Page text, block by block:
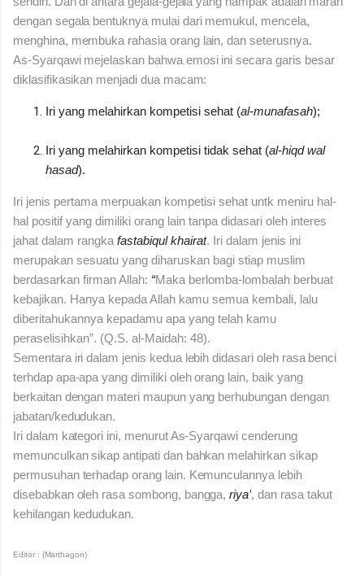
dengan segala bentuknya mulai dari memukul, mencela,
menghina, membuka rahasia orang lain, dan seterusnya.
As-Syarqawi mejelaskan bahwa emosi ini secara garis besar
diklasifikasikan menjadi dua macam:
Iri yang melahirkan kompetisi sehat (al-munafasah);
Iri yang melahirkan kompetisi tidak sehat (al-hiqd wal
hasad).
Iri jenis pertama merpuakan kompetisi sehat untk meniru hal-
hal positif yang dimiliki orang lain tanpa didasari oleh interes
jahat dalam rangka fastabiqul khairat. Iri dalam jenis ini
merupakan sesuatu yang diharuskan bagi stiap muslim
berdasarkan firman Allah: “Maka berlomba-lombalah berbuat
kebajikan. Hanya kepada Allah kamu semua kembali, lalu
diberitahukannya kepadamu apa yang telah kamu
peraselisihkan”. (Q.S. al-Maidah: 48).
Sementara iri dalam jenis kedua lebih didasari oleh rasa benci
terhdap apa-apa yang dimiliki oleh orang lain, baik yang
berkaitan dengan materi maupun yang berhubungan dengan
jabatan/kedudukan.
Iri dalam kategori ini, menurut As-Syarqawi cenderung
memunculkan sikap antipati dan bahkan melahirkan sikap
permusuhan terhadap orang lain. Kemunculannya lebih
disebabkan oleh rasa sombong, bangga, riya’, dan rasa takut
kehilangan kedudukan.
Editor : (Marthagon)